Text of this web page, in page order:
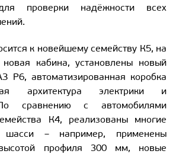
проверки надёжности всех
к новейшему семейству К5, на
кабина, установлены новый
Р6, автоматизированная коробка
архитектура электрики и
сравнению с автомобилями
К4, реализованы многие
шасси – например, применены
профиля 300 мм, новые